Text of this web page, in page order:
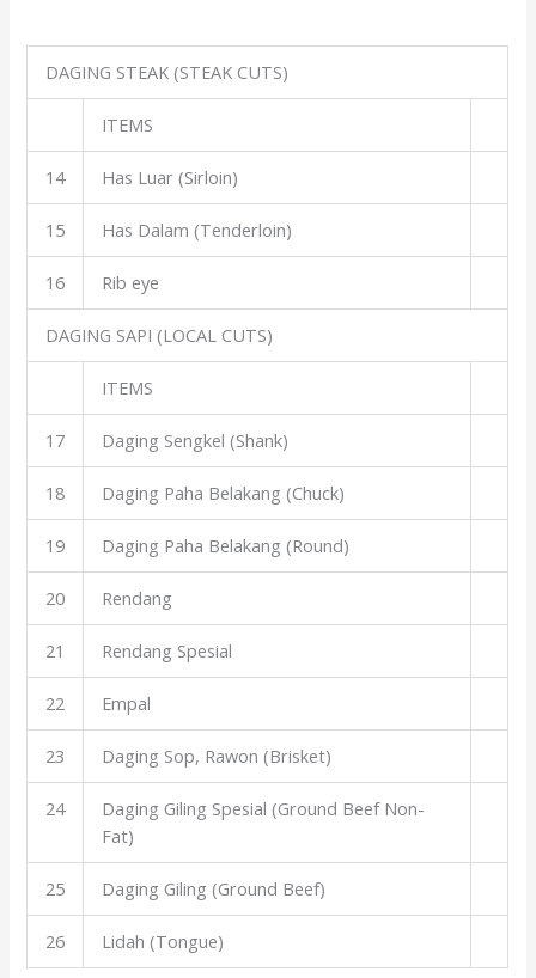
DAGING STEAK (STEAK CUTS)
ITEMS
14 Has Luar (Sirloin)
15 Has Dalam (Tenderloin)
16 Rib eye
DAGING SAPI (LOCAL CUTS)
ITEMS
17 Daging Sengkel (Shank)
18 Daging Paha Belakang (Chuck)
19 Daging Paha Belakang (Round)
20 Rendang
21 Rendang Spesial
22 Empal
23 Daging Sop, Rawon (Brisket)
24
Daging Giling Spesial (Ground Beef Non-
Fat)
25 Daging Giling (Ground Beef)
26 Lidah (Tongue)